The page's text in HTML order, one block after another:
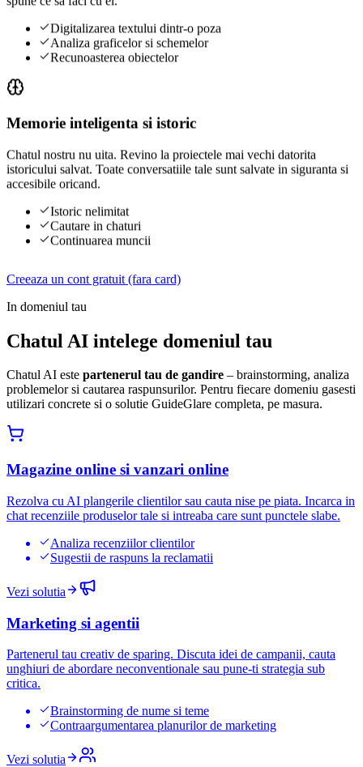
Digitalizarea textului dintr-o poza
Analiza graficelor si schemelor
Recunoasterea obiectelor
Memorie inteligenta si istoric
Chatul nostru nu uita. Revino la proiectele mai vechi datorita
istoricului salvat. Toate conversatiile tale sunt salvate in siguranta si
accesibile oricand.
Istoric nelimitat
Cautare in chaturi
Continuarea muncii
Creeaza un cont gratuit (fara card)
In domeniul tau
Chatul AI intelege domeniul tau
Chatul AI este partenerul tau de gandire – brainstorming, analiza
problemelor si cautarea raspunsurilor. Pentru fiecare domeniu gasesti
utilizari concrete si o solutie GuideGlare completa, pe masura.
Magazine online si vanzari online
Rezolva cu AI plangerile clientilor sau cauta nise pe piata. Incarca in
chat recenziile produselor tale si intreaba care sunt punctele slabe.
Analiza recenziilor clientilor
Sugestii de raspuns la reclamatii
Vezi solutia
Marketing si agentii
Partenerul tau creativ de sparing. Discuta idei de campanii, cauta
unghiuri de abordare neconventionale sau pune-ti strategia sub
critica.
Brainstorming de nume si teme
Contraargumentarea planurilor de marketing
Vezi solutia